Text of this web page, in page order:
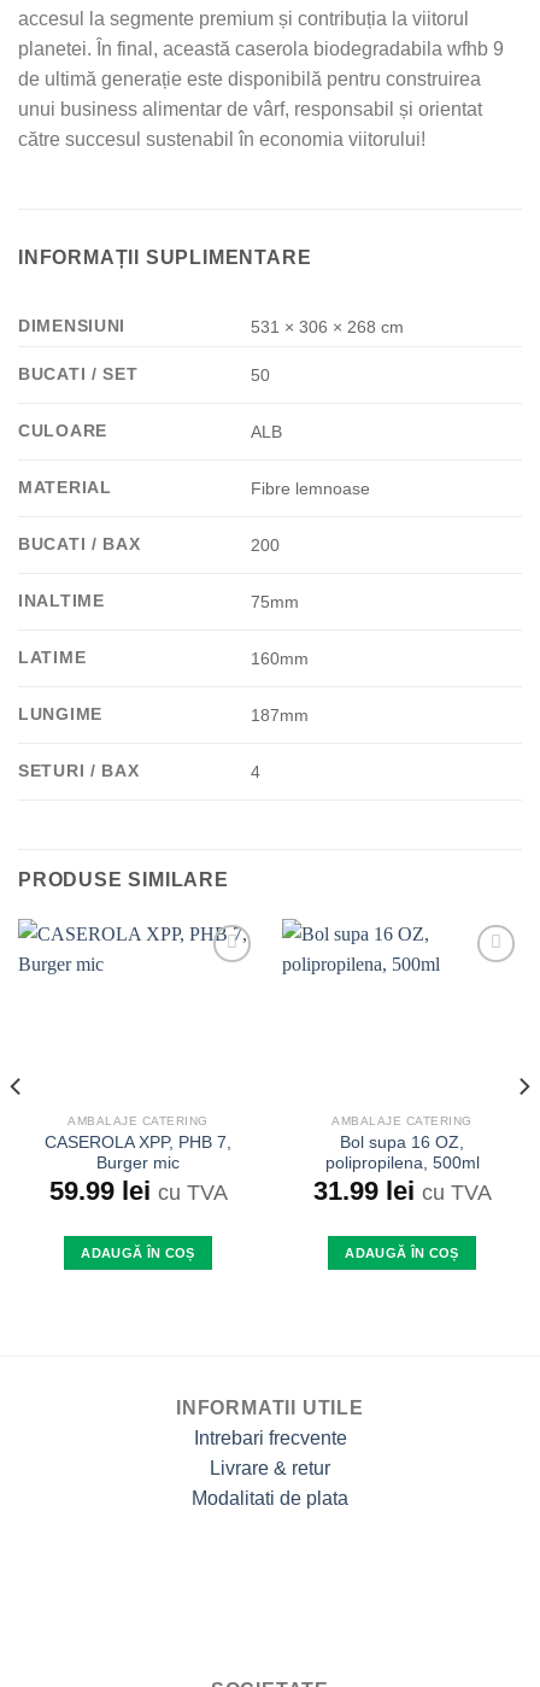
accesul la segmente premium și contribuția la viitorul
planetei. În final, această caserola biodegradabila wfhb 9
de ultimă generație este disponibilă pentru construirea
unui business alimentar de vârf, responsabil și orientat
către succesul sustenabil în economia viitorului!
INFORMAȚII SUPLIMENTARE
DIMENSIUNI 531 × 306 × 268 cm
BUCATI / SET 50
CULOARE ALB
MATERIAL Fibre lemnoase
BUCATI / BAX 200
INALTIME 75mm
LATIME 160mm
LUNGIME 187mm
SETURI / BAX 4
PRODUSE SIMILARE
AMBALAJE CATERING
CASEROLA XPP, PHB 7,
Burger mic
59.99 lei cu TVA
ADAUGĂ ÎN COȘ
AMBALAJE CATERING
Bol supa 16 OZ,
polipropilena, 500ml
31.99 lei cu TVA
ADAUGĂ ÎN COȘ
INFORMATII UTILE
Intrebari frecvente
Livrare & retur
Modalitati de plata